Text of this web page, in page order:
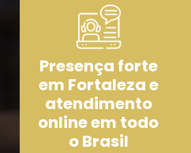
Presença forte
em Fortaleza e
atendimento
online em todo
o Brasil